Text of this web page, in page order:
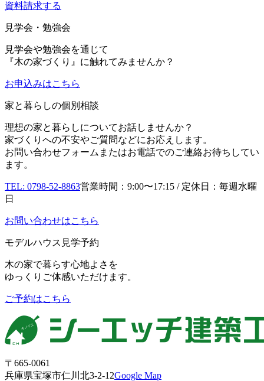
資料請求する
見学会・勉強会
見学会や勉強会を通じて
『木の家づくり』に触れてみませんか？
お申込みはこちら
家と暮らしの個別相談
理想の家と暮らしについてお話しませんか？
家づくりへの不安やご質問などにお応えします。
お問い合わせフォームまたはお電話でのご連絡お待ちしてい
ます。
TEL: 0798-52-8863営業時間：9:00〜17:15 / 定休日：毎週水曜
日
お問い合わせはこちら
モデルハウス見学予約
木の家で暮らす心地よさを
ゆっくりご体感いただけます。
ご予約はこちら
〒665-0061
兵庫県宝塚市仁川北3-2-12Google Map